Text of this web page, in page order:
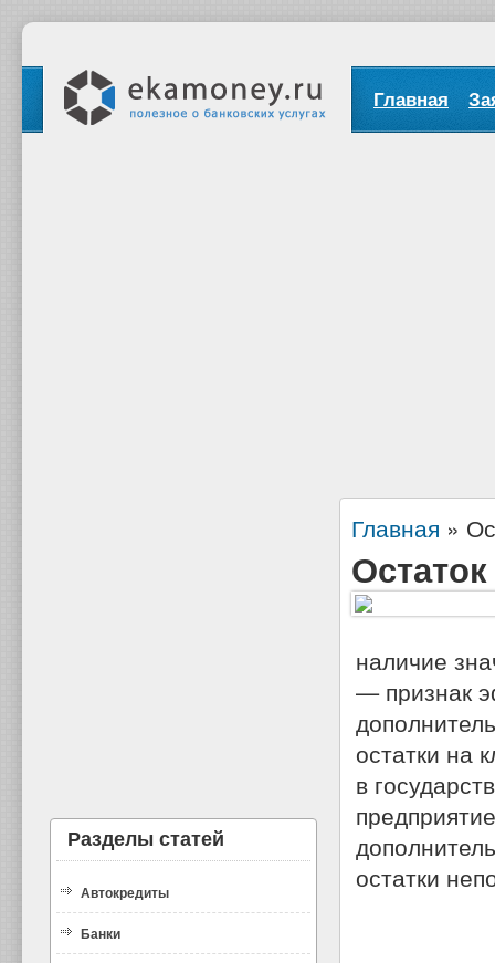
Главная
Разделы статей
Автокредиты
Банки
Главная »
наличие
— признак
остатки на
в
остатки